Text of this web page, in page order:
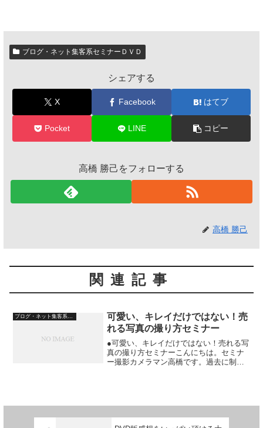
ブログ・ネット集客系セミナーＤＶＤ
シェアする
X Facebook はてブ
Pocket LINE コピー
高橋 勝己をフォローする
高橋 勝己
関連記事
ブログ・ネット集客系セミナーＤＶＤ
可愛い、キレイだけではない！売
れる写真の撮り方セミナー
●可愛い、キレイだけではない！売れる写
真の撮り方セミナーこんにちは。セミナ
ー撮影カメラマン高橋です。過去に制作